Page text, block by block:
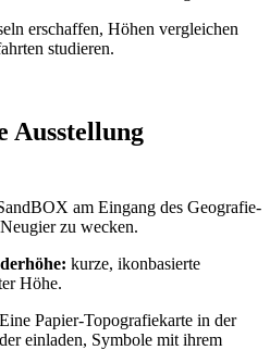
erschaffen, Höhen vergleichen
studieren.
Ausstellung
am Eingang des Geografie-
zu wecken.
kurze, ikonbasierte
Höhe.
Eine Papier-Topografiekarte in der
einladen, Symbole mit ihrem